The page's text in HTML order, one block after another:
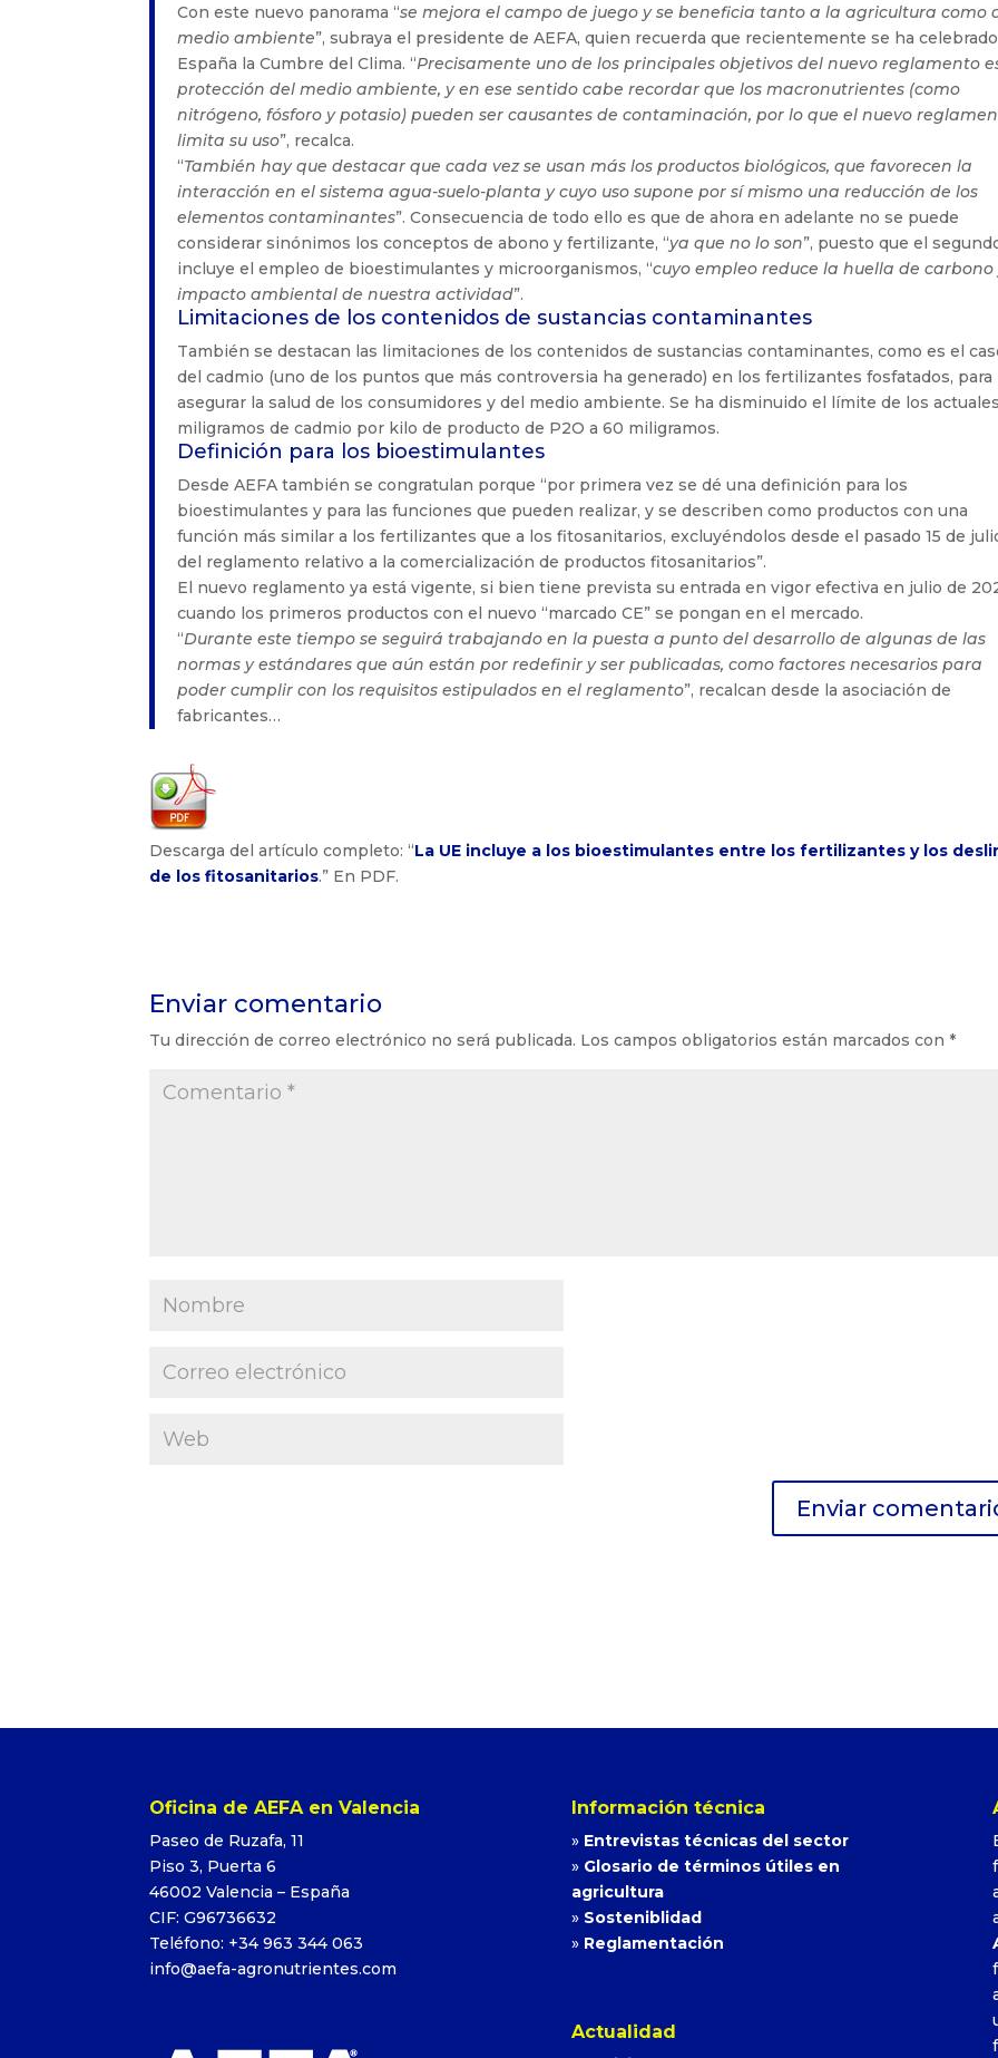
Con este nuevo panorama “se mejora el campo de juego y se beneficia tanto a la agricultura como
medio ambiente”, subraya el presidente de AEFA, quien recuerda que recientemente se ha
España la Cumbre del Clima. “Precisamente uno de los principales objetivos del nuevo reglamento
protección del medio ambiente, y en ese sentido cabe recordar que los macronutrientes (como
nitrógeno, fósforo y potasio) pueden ser causantes de contaminación, por lo que el nuevo
limita su uso”, recalca.
“También hay que destacar que cada vez se usan más los productos biológicos, que favorecen la
interacción en el sistema agua-suelo-planta y cuyo uso supone por sí mismo una reducción de los
elementos contaminantes”. Consecuencia de todo ello es que de ahora en adelante no se puede
considerar sinónimos los conceptos de abono y fertilizante, “ya que no lo son”, puesto que el
incluye el empleo de bioestimulantes y microorganismos, “cuyo empleo reduce la huella de carbono
impacto ambiental de nuestra actividad”.
Limitaciones de los contenidos de sustancias contaminantes
También se destacan las limitaciones de los contenidos de sustancias contaminantes, como es el
del cadmio (uno de los puntos que más controversia ha generado) en los fertilizantes fosfatados, para
asegurar la salud de los consumidores y del medio ambiente. Se ha disminuido el límite de los
miligramos de cadmio por kilo de producto de P2O a 60 miligramos.
Definición para los bioestimulantes
Desde AEFA también se congratulan porque “por primera vez se dé una definición para los
bioestimulantes y para las funciones que pueden realizar, y se describen como productos con una
función más similar a los fertilizantes que a los fitosanitarios, excluyéndolos desde el pasado 15 de
del reglamento relativo a la comercialización de productos fitosanitarios”.
El nuevo reglamento ya está vigente, si bien tiene prevista su entrada en vigor efectiva en julio de
cuando los primeros productos con el nuevo “marcado CE” se pongan en el mercado.
“Durante este tiempo se seguirá trabajando en la puesta a punto del desarrollo de algunas de las
normas y estándares que aún están por redefinir y ser publicadas, como factores necesarios para
poder cumplir con los requisitos estipulados en el reglamento”, recalcan desde la asociación de
fabricantes…
Descarga del artículo completo: “La UE incluye a los bioestimulantes entre los fertilizantes y los
de los fitosanitarios.” En PDF.
Enviar comentario
Tu dirección de correo electrónico no será publicada. Los campos obligatorios están marcados con*
Oficina de AEFA en Valencia
Paseo de Ruzafa, 11
Piso 3, Puerta 6
46002 Valencia – España
CIF: G96736632
Teléfono: +34 963 344 063
info@aefa-agronutrientes.com
Información técnica
» Entrevistas técnicas del sector
» Glosario de términos útiles en
agricultura
» Sosteniblidad
» Reglamentación
Actualidad